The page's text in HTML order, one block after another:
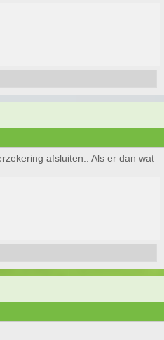
afsluiten.. Als er dan wat